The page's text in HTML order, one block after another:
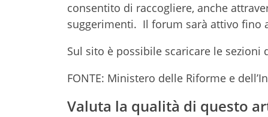
consentito di raccogliere, anche
suggerimenti. Il forum sarà attivo fino
Sul sito è possibile scaricare le sezioni
FONTE: Ministero delle Riforme e
Valuta la qualità di questo